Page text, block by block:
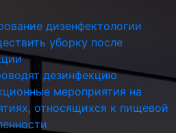
дизенфектологии
уборку после
дезинфекцию
мероприятия на
относящихся к пищевой